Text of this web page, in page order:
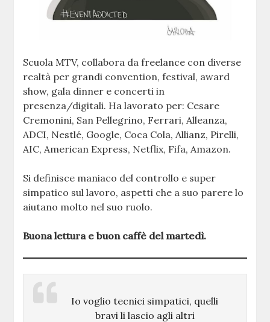
Scuola MTV, collabora da freelance con diverse
realtà per grandi convention, festival, award
show, gala dinner e concerti in
presenza/digitali. Ha lavorato per: Cesare
Cremonini, San Pellegrino, Ferrari, Alleanza,
ADCI, Nestlé, Google, Coca Cola, Allianz, Pirelli,
AIC, American Express, Netflix, Fifa, Amazon.
Si definisce maniaco del controllo e super
simpatico sul lavoro, aspetti che a suo parere lo
aiutano molto nel suo ruolo.
Buona lettura e buon caffè del martedì.
Io voglio tecnici simpatici, quelli
bravi li lascio agli altri